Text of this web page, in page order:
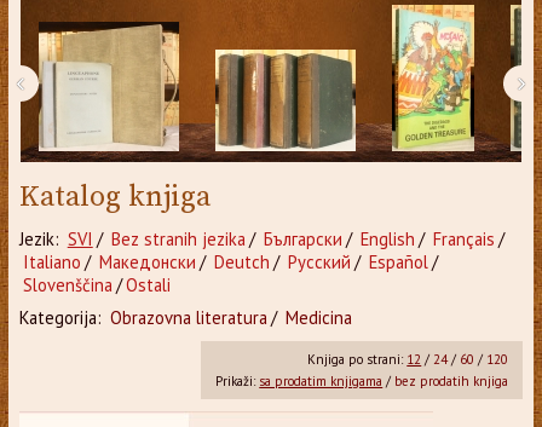
‹ ›
Katalog knjiga
Jezik: SVI / Bez stranih jezika / Български / English / Français /
Italiano / Македонски / Deutch / Русский / Español/
Slovenščina /Ostali
Kategorija: Obrazovna literatura/ Medicina
Knjiga po strani: 12 /24/ 60 / 120
Prikaži: sa prodatim knjigama / bez prodatih knjiga